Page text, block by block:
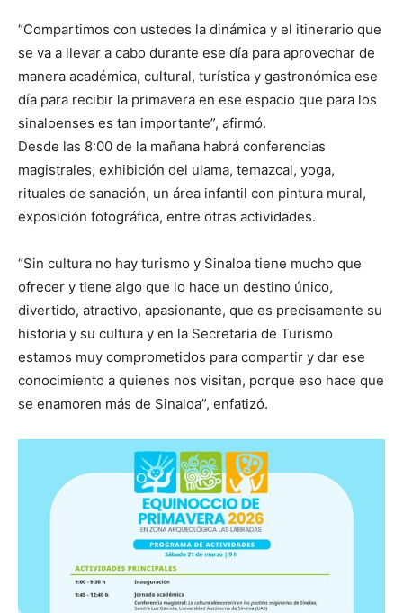
“Compartimos con ustedes la dinámica y el itinerario que
se va a llevar a cabo durante ese día para aprovechar de
manera académica, cultural, turística y gastronómica ese
día para recibir la primavera en ese espacio que para los
sinaloenses es tan importante”, afirmó.
Desde las 8:00 de la mañana habrá conferencias
magistrales, exhibición del ulama, temazcal, yoga,
rituales de sanación, un área infantil con pintura mural,
exposición fotográfica, entre otras actividades.
“Sin cultura no hay turismo y Sinaloa tiene mucho que
ofrecer y tiene algo que lo hace un destino único,
divertido, atractivo, apasionante, que es precisamente su
historia y su cultura y en la Secretaria de Turismo
estamos muy comprometidos para compartir y dar ese
conocimiento a quienes nos visitan, porque eso hace que
se enamoren más de Sinaloa”, enfatizó.